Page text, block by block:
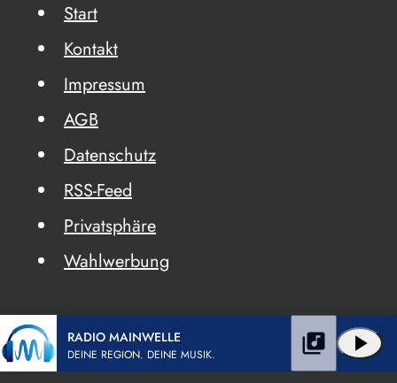
Start
Kontakt
Impressum
AGB
Datenschutz
RSS-Feed
Privatsphäre
Wahlwerbung
RADIO MAINWELLE
DEINE REGION. DEINE MUSIK. play_arrow
library_music